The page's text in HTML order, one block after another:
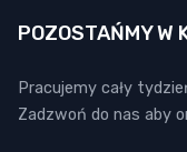
POZOSTAŃMY W
Pracujemy cały
Zadzwoń do nas aby